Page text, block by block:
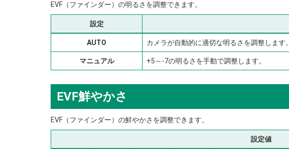
EVF（ファインダー）の明るさを調整できます。
設定
AUTO カメラが自動的に適切な明るさを調整します。
マニュアル +5～-7の明るさを手動で調整します。
EVF鮮やかさ
EVF（ファインダー）の鮮やかさを調整できます。
設定値